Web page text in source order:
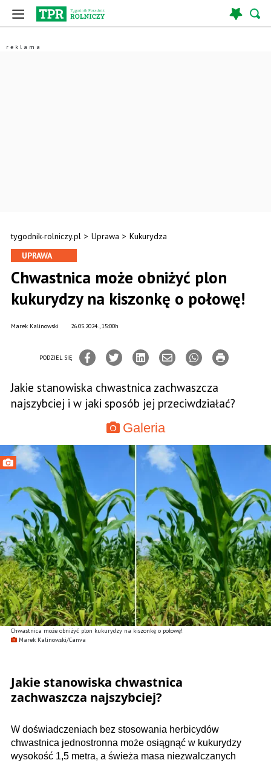
tygodnik-rolniczy.pl > Uprawa > Kukurydza
Chwastnica może obniżyć plon kukurydzy na kiszonkę o połowę!
Marek Kalinowski/Canva
UPRAWA
Chwastnica może obniżyć plon
kukurydzy na kiszonkę o połowę!
26.05.2024., 15:00h
Marek Kalinowski
PODZIEL SIĘ
Jakie stanowiska chwastnica zachwaszcza
najszybciej i w jaki sposób jej przeciwdziałać?
Galeria
Jakie stanowiska chwastnica
zachwaszcza najszybciej?
W doświadczeniach bez stosowania herbicydów
chwastnica jednostronna może osiągnąć w kukurydzy
wysokość 1,5 metra, a świeża masa niezwalczanych